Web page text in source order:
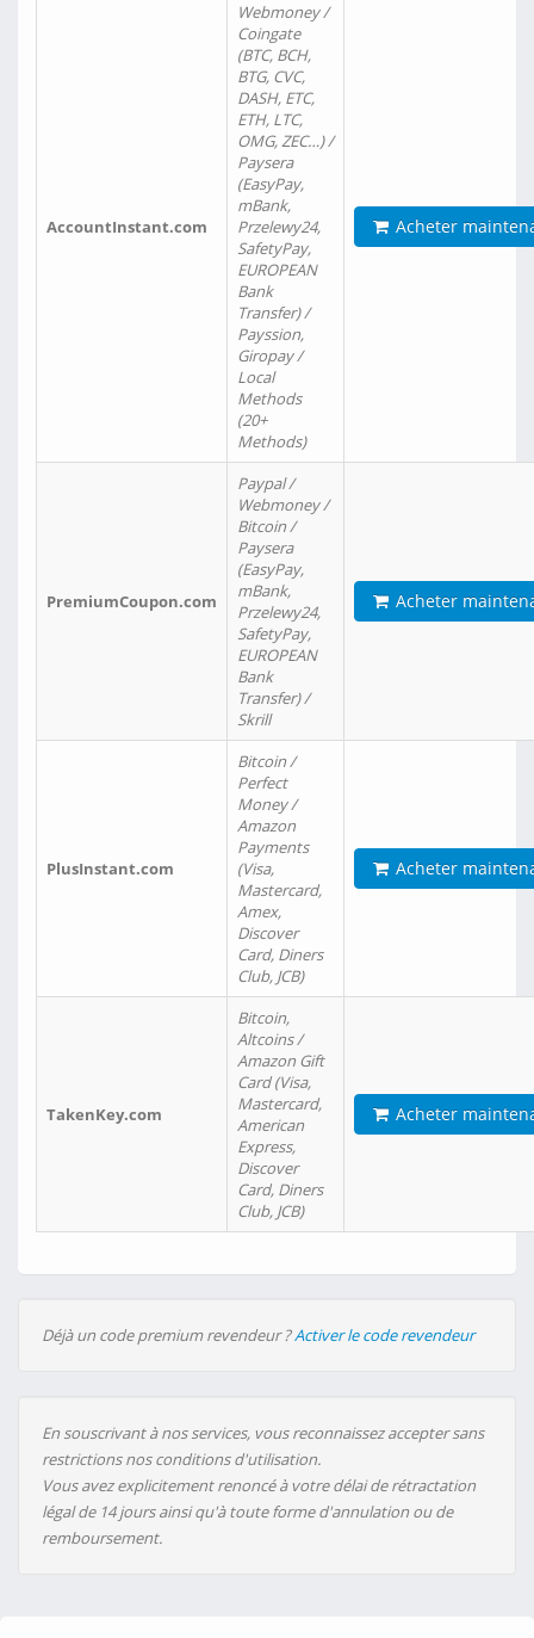
AccountInstant.com
Webmoney /
Coingate
(BTC, BCH,
BTG, CVC,
DASH, ETC,
ETH, LTC,
OMG, ZEC…) /
Paysera
(EasyPay,
mBank,
Przelewy24,
SafetyPay,
EUROPEAN
Bank
Transfer) /
Payssion,
Giropay /
Local
Methods
(20+
Methods)
Acheter
PremiumCoupon.com
Paypal /
Webmoney /
Bitcoin /
Paysera
(EasyPay,
mBank,
Przelewy24,
SafetyPay,
EUROPEAN
Bank
Transfer) /
Skrill
Acheter
PlusInstant.com
Bitcoin /
Perfect
Money /
Amazon
Payments
(Visa,
Mastercard,
Amex,
Discover
Card, Diners
Club, JCB)
Acheter
TakenKey.com
Bitcoin,
Altcoins /
Amazon Gift
Card (Visa,
Mastercard,
American
Express,
Discover
Card, Diners
Club, JCB)
Acheter
Déjà un code premium revendeur ?Activer le code revendeur
En souscrivant à nos services, vous reconnaissez accepter sans
restrictions nos conditions d'utilisation.
Vous avez explicitement renoncé à votre délai de rétractation
légal de 14 jours ainsi qu'à toute forme d'annulation ou de
remboursement.